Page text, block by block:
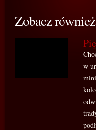
Zobacz
w